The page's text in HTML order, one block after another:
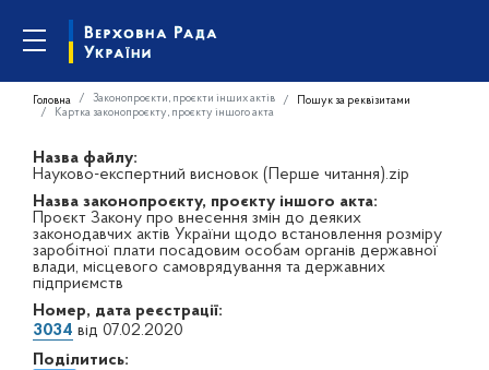
Головна Законопроєкти, проєкти інших актів
Пошук за реквізитами
Картка законопроєкту, проєкту іншого акта
Назва файлу:
Науково-експертний висновок (Перше читання).zip
Назва законопроєкту, проєкту іншого акта:
Проєкт Закону про внесення змін до деяких
законодавчих актів України щодо встановлення розміру
заробітної плати посадовим особам органів державної
влади, місцевого самоврядування та державних
підприємств
Номер, дата реєстрації:
3034 від 07.02.2020
Поділитись: